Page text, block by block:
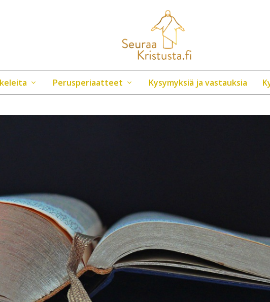
Perusperiaatteet Kysymyksiä ja vastauksia